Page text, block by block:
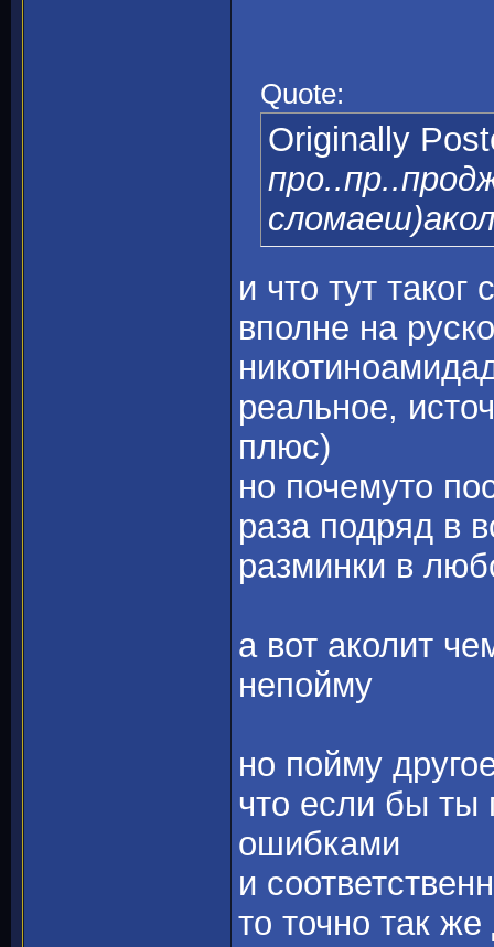
Quote:
Originally
и что тут таког
вполне на
реальное,
плюс)
но почемуто
раза подряд в
разминки в
а вот аколит
непойму
но пойму
что если бы ты
ошибками
и
то точно так